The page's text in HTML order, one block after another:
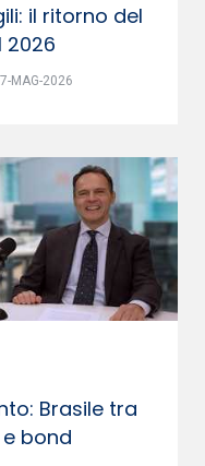
il ritorno del
2026
MAG-2026
Brasile tra
bond